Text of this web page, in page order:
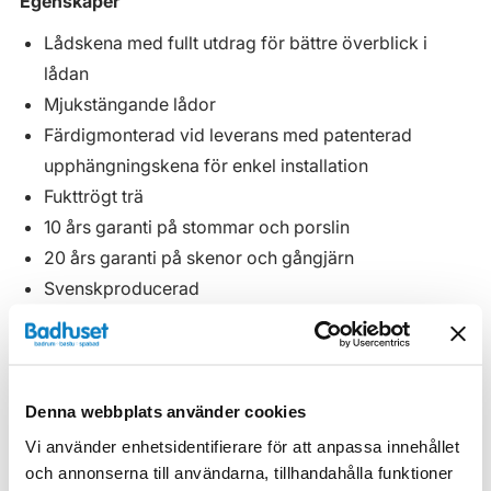
Denna webbplats använder cookies
Vi använder enhetsidentifierare för att anpassa innehållet
och annonserna till användarna, tillhandahålla funktioner
Lådskena med fullt utdrag för bättre överblick i
lådan
Mjukstängande lådor
Färdigmonterad vid leverans med patenterad
upphängningskena för enkel installation
Fukttrögt trä
10 års garanti på stommar och porslin
20 års garanti på skenor och gångjärn
Svenskproducerad
Köp till vattenlås, ev. handtag, lådbelysning, extra
Egenskaper